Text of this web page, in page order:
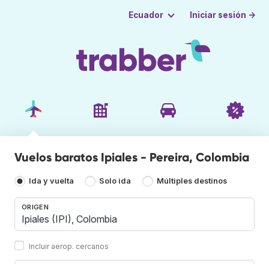
Ecuador Iniciar sesión →
Vuelos baratos Ipiales - Pereira, Colombia
Ida y vuelta Solo ida Múltiples destinos
ORIGEN
Incluir aerop. cercanos